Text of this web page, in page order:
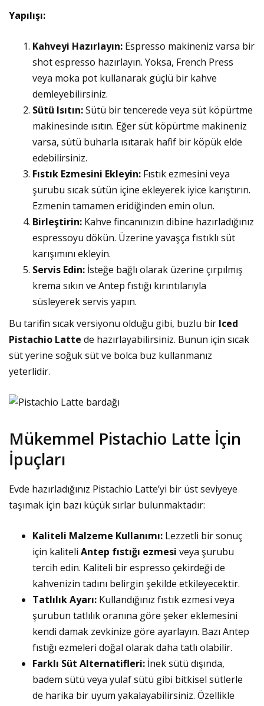
Yapılışı:
Kahveyi Hazırlayın: Espresso makineniz varsa bir
shot espresso hazırlayın. Yoksa, French Press
veya moka pot kullanarak güçlü bir kahve
demleyebilirsiniz.
Sütü Isıtın:Sütü bir tencerede veya süt köpürtme
makinesinde ısıtın. Eğer süt köpürtme makineniz
varsa, sütü buharla ısıtarak hafif bir köpük elde
edebilirsiniz.
Fıstık Ezmesini Ekleyin: Fıstık ezmesini veya
şurubu sıcak sütün içine ekleyerek iyice karıştırın.
Ezmenin tamamen eridiğinden emin olun.
Birleştirin: Kahve fincanınızın dibine hazırladığınız
espressoyu dökün. Üzerine yavaşça fıstıklı süt
karışımını ekleyin.
Servis Edin: İsteğe bağlı olarak üzerine çırpılmış
krema sıkın ve Antep fıstığı kırıntılarıyla
süsleyerek servis yapın.
Bu tarifin sıcak versiyonu olduğu gibi, buzlu bir Iced
Pistachio Latte de hazırlayabilirsiniz. Bunun için sıcak
süt yerine soğuk süt ve bolca buz kullanmanız
yeterlidir.
Mükemmel Pistachio Latte İçin
İpuçları
Evde hazırladığınız Pistachio Latte’yi bir üst seviyeye
taşımak için bazı küçük sırlar bulunmaktadır:
Kaliteli Malzeme Kullanımı: Lezzetli bir sonuç
için kaliteli Antep fıstığı ezmesi veya şurubu
tercih edin. Kaliteli bir espresso çekirdeği de
kahvenizin tadını belirgin şekilde etkileyecektir.
Tatlılık Ayarı: Kullandığınız fıstık ezmesi veya
şurubun tatlılık oranına göre şeker eklemesini
kendi damak zevkinize göre ayarlayın. Bazı Antep
fıstığı ezmeleri doğal olarak daha tatlı olabilir.
Farklı Süt Alternatifleri: İnek sütü dışında,
badem sütü veya yulaf sütü gibi bitkisel sütlerle
de harika bir uyum yakalayabilirsiniz. Özellikle